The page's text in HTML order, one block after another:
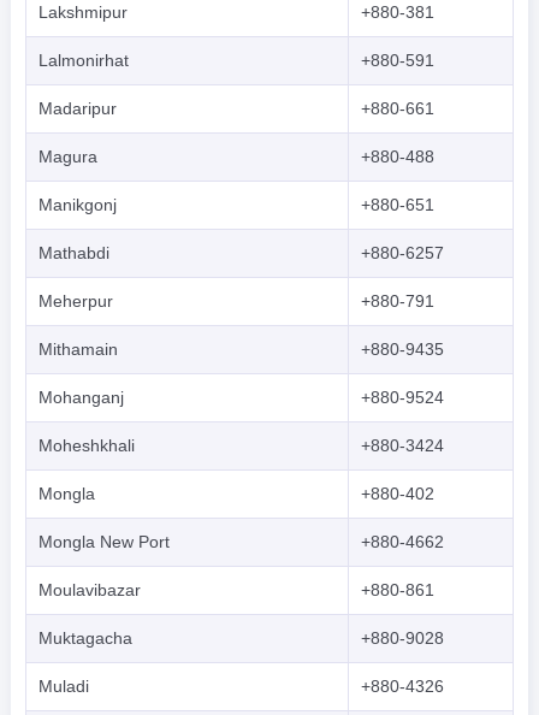
Lakshmipur +880-381
Lalmonirhat +880-591
Madaripur +880-661
Magura +880-488
Manikgonj +880-651
Mathabdi +880-6257
Meherpur +880-791
Mithamain +880-9435
Mohanganj +880-9524
Moheshkhali +880-3424
Mongla +880-402
Mongla New Port +880-4662
Moulavibazar +880-861
Muktagacha +880-9028
Muladi +880-4326